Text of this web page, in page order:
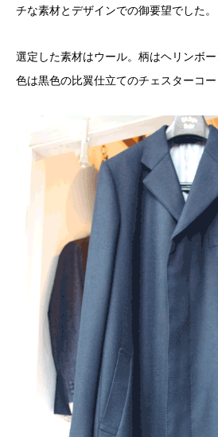
チな素材とデザインでの御要望でした。
選定した素材はウール。柄はヘリンボー
色は黒色の比翼仕立てのチェスターコー